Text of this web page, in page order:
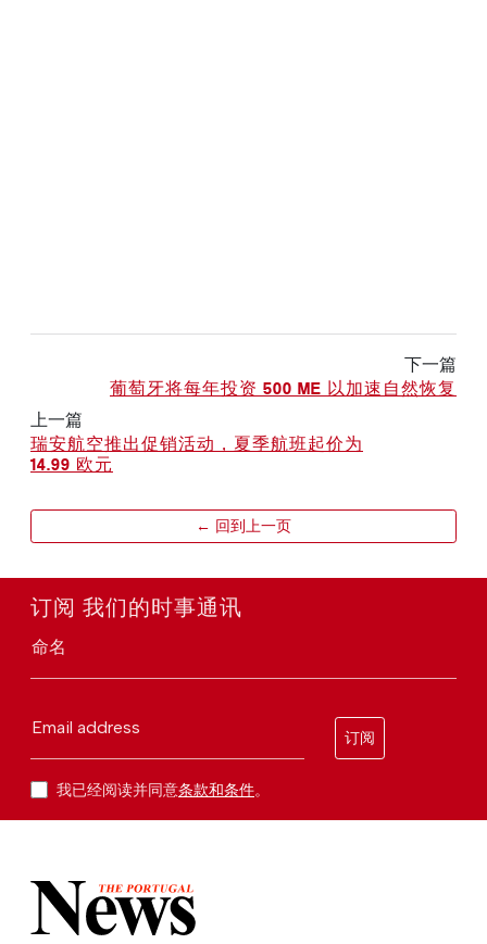
下一篇
葡萄牙将每年投资 500 ME 以加速自然恢复
上一篇
瑞安航空推出促销活动，夏季航班起价为
14.99 欧元
← 回到上一页
订阅 我们的时事通讯
命名
Email address
订阅
我已经阅读并同意条款和条件。